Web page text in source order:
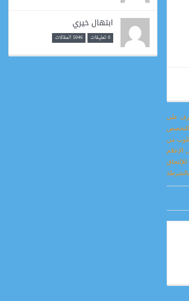
ابتهال خيري
0 تعليقات 5046 المقالات